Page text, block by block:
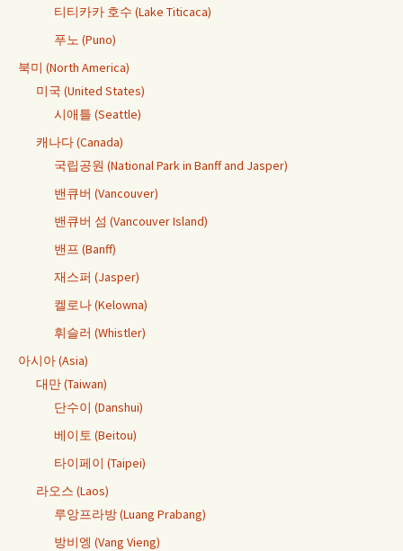
티티카카 호수 (Lake Titicaca)
푸노 (Puno)
북미 (North America)
미국 (United States)
시애틀 (Seattle)
캐나다 (Canada)
국립공원 (National Park in Banff and Jasper)
밴큐버 (Vancouver)
밴큐버 섬 (Vancouver Island)
밴프 (Banff)
재스퍼 (Jasper)
켈로나 (Kelowna)
휘슬러 (Whistler)
아시아 (Asia)
대만 (Taiwan)
단수이 (Danshui)
베이토 (Beitou)
타이페이 (Taipei)
라오스 (Laos)
루앙프라방 (Luang Prabang)
방비엥 (Vang Vieng)